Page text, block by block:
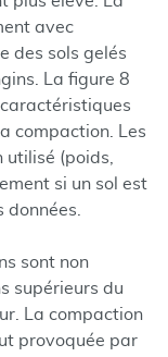
avec
des sols gelés
La figure 8
compaction. Les
utilisé (poids,
si un sol est
sont non
supérieurs du
La compaction
provoquée par